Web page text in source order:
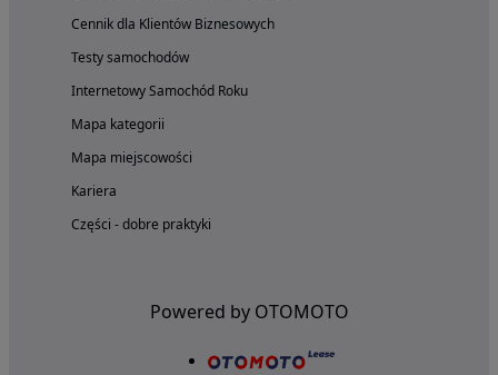
Cennik dla Klientów Biznesowych
Testy samochodów
Internetowy Samochód Roku
Mapa kategorii
Mapa miejscowości
Kariera
Części - dobre praktyki
Powered by OTOMOTO